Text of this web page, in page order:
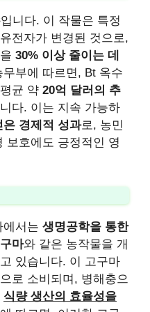
입니다. 이 작물은 특정
전자가 변경된 것으로,
30% 이상 줄이는 데
부에 따르면, Bt 옥수
균 약 20억 달러의 추
다. 이는 지속 가능하
경제적 성과로, 농민
보호에도 긍정적인 영
에서는 생명공학을 통한
마와 같은 농작물을 개
있습니다. 이 고구마
로 소비되며, 병해충으
식량 생산의 효율성을